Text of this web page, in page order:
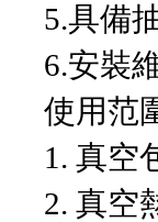
5.具備
6.安裝
使用范
1. 真空
2. 真空